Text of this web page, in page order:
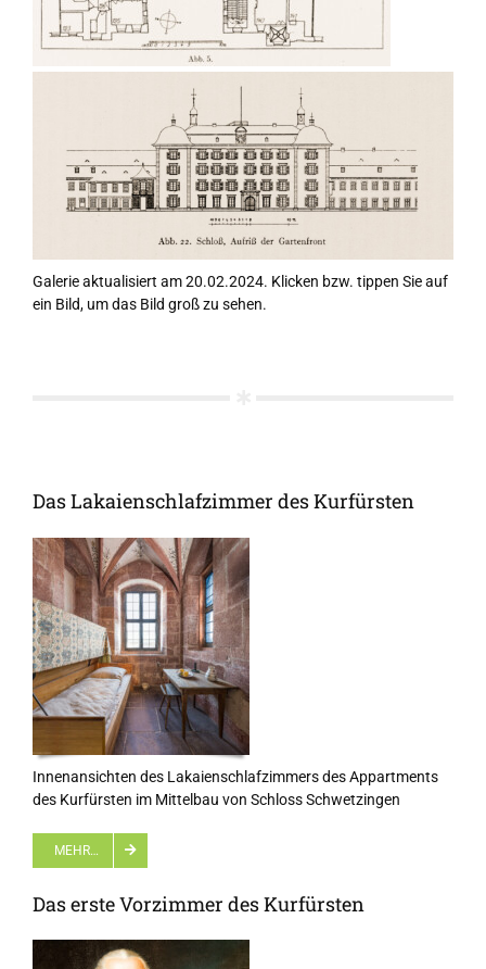
Galerie aktualisiert am 20.02.2024. Klicken bzw. tippen Sie auf
ein Bild, um das Bild groß zu sehen.
Das Lakaienschlafzimmer des Kurfürsten
Innenansichten des Lakaienschlafzimmers des Appartments
des Kurfürsten im Mittelbau von Schloss Schwetzingen
MEHR…
Das erste Vorzimmer des Kurfürsten